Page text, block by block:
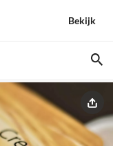
Bekijk